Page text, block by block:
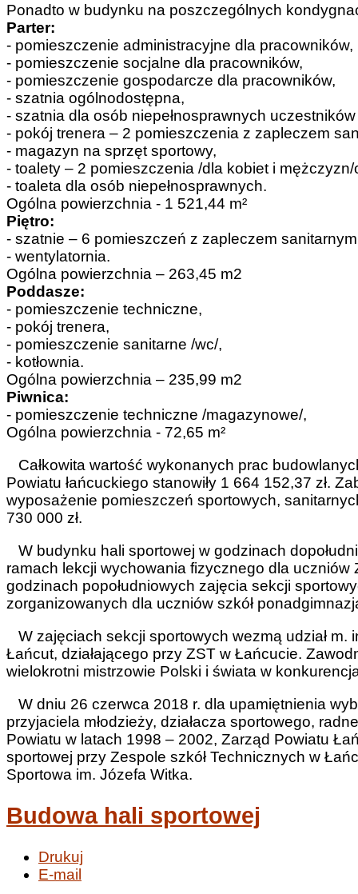
Ponadto w budynku na poszczególnych
Parter:
- pomieszczenie administracyjne dla pracowników,
- pomieszczenie socjalne dla pracowników,
- pomieszczenie gospodarcze dla pracowników,
- szatnia ogólnodostępna,
- szatnia dla osób niepełnosprawnych
- pokój trenera – 2 pomieszczenia z zapleczem
- magazyn na sprzęt sportowy,
- toalety – 2 pomieszczenia /dla kobiet i
- toaleta dla osób niepełnosprawnych.
Ogólna powierzchnia - 1 521,44 m²
Piętro:
- szatnie – 6 pomieszczeń z zapleczem
- wentylatornia.
Ogólna powierzchnia – 263,45 m2
Poddasze:
- pomieszczenie techniczne,
- pokój trenera,
- pomieszczenie sanitarne /wc/,
- kotłownia.
Ogólna powierzchnia – 235,99 m2
Piwnica:
- pomieszczenie techniczne /magazynowe/,
Ogólna powierzchnia - 72,65 m²
Całkowita wartość wykonanych prac
Powiatu łańcuckiego stanowiły 1 664 152,37 zł.
wyposażenie pomieszczeń sportowych,
730 000 zł.
W budynku hali sportowej w godzinach
ramach lekcji wychowania fizycznego dla uczniów
godzinach popołudniowych zajęcia sekcji
zorganizowanych dla uczniów szkół
W zajęciach sekcji sportowych wezmą udział m.
Łańcut, działającego przy ZST w Łańcucie.
wielokrotni mistrzowie Polski i świata w
W dniu 26 czerwca 2018 r. dla upamiętnienia
przyjaciela młodzieży, działacza sportowego,
Powiatu w latach 1998 – 2002, Zarząd Powiatu
sportowej przy Zespole szkół Technicznych w
Sportowa im. Józefa Witka.
Budowa hali sportowej
Drukuj
E-mail